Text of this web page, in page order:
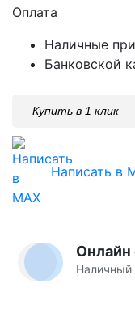
Оплата
Наличные
Банковской
Купить в 1 клик
Написать в
Онлайн
Наличный